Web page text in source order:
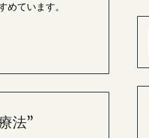
ています。
法”